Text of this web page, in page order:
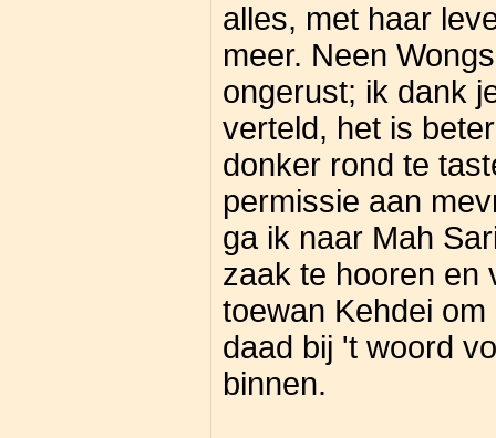
alles, met haar
meer. Neen
ongerust; ik dank
verteld, het is
donker rond te
permissie aan
ga ik naar Mah
zaak te hooren en
toewan Kehdei
daad bij 't woord
binnen.